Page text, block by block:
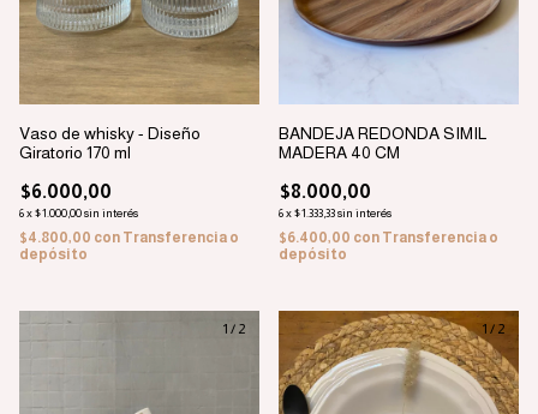
Vaso de whisky - Diseño
Giratorio 170 ml
$6.000,00
6x$1.000,00sin interés
$4.800,00 con Transferencia o
depósito
BANDEJA REDONDA SIMIL
MADERA 40 CM
$8.000,00
6x$1.333,33sin interés
$6.400,00 con Transferencia o
depósito
1 / 2 1 / 2